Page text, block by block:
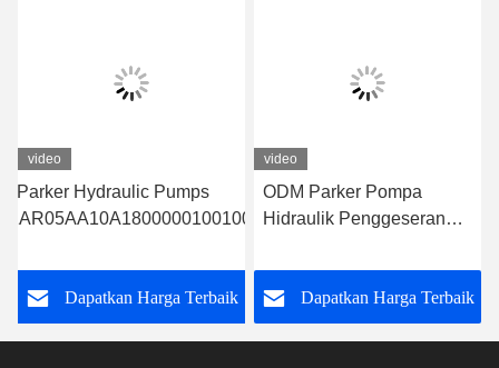
video
Parker Hydraulic Pumps
Dapatkan Harga Terbaik
video
ODM Parker Pompa
Hidraulik Penggeseran
Piston Hidraulik
Dapatkan Harga Terbaik